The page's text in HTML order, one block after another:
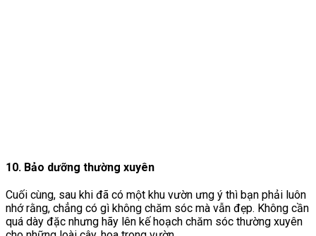
10. Bảo dưỡng thường xuyên
Cuối cùng, sau khi đã có một khu vườn ưng ý thì bạn phải luôn
nhớ rằng, chẳng có gì không chăm sóc mà vẫn đẹp. Không cần
quá dày đặc nhưng hãy lên kế hoạch chăm sóc thường xuyên